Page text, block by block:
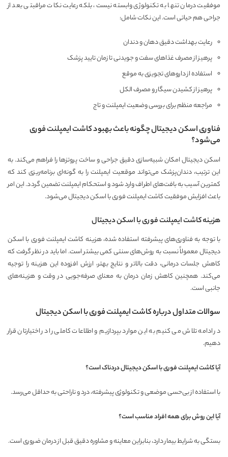
موفقیت درمان تنها به تکنولوژی وابسته نیست، بلکه رعایت نکات مراقبتی بعد از
جراحی هم حیاتی است. این نکات شامل:
رعایت بهداشت دقیق دهان و دندان
پرهیز از مصرف غذاهای سفت و جویدنی تا زمان تایید پزشک
استفاده از داروهای تجویزی به موقع
پرهیز از کشیدن سیگار و مصرف الکل
مراجعه منظم برای بررسی وضعیت ایمپلنت و تاج
فناوری اسکن دیجیتال چگونه باعث بهبود کاشت ایمپلنت فوری
می‌شود؟
اسکن دیجیتال امکان شبیه‌سازی دقیق جراحی و ساخت پروتزها را فراهم می‌کند. به
این ترتیب، دندان‌پزشک می‌تواند موقعیت ایمپلنت را به گونه‌ای برنامه‌ریزی کند که
کمترین آسیب به بافت‌های اطراف وارد شود و استحکام ایمپلنت تضمین گردد. این امر
باعث افزایش موفقیت کاشت ایمپلنت فوری با اسکن دیجیتال می‌شود.
هزینه کاشت ایمپلنت فوری با اسکن دیجیتال
با توجه به فناوری‌های پیشرفته استفاده شده، هزینه کاشت ایمپلنت فوری با اسکن
دیجیتال معمولاً نسبت به روش‌های سنتی کمی بیشتر است. اما باید در نظر گرفت که
کاهش جلسات درمانی، دقت بالاتر و نتایج بهتر، ارزش افزوده این هزینه را توجیه
می‌کند. همچنین کاهش زمان درمان به معنای صرفه‌جویی در وقت و هزینه‌های
جانبی است.
سوالات متداول درباره کاشت ایمپلنت فوری با اسکن دیجیتال
در ادامه تلاش می کنیم به این موارد بپردازیم و اطلاعات کاملی را در اختیارتان قرار
دهیم.
آیا کاشت ایمپلنت فوری با اسکن دیجیتال دردناک است؟
با استفاده از بی‌حسی موضعی و تکنولوژی پیشرفته، درد و ناراحتی به حداقل می‌رسد.
آیا این روش برای همه افراد مناسب است؟
بستگی به شرایط بیمار دارد، بنابراین معاینه و مشاوره دقیق قبل از درمان ضروری است.